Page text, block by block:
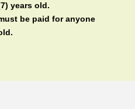
years old.
be paid for anyone